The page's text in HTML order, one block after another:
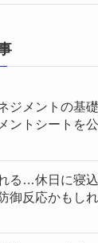
ジメントの基
ントシートを
る…休日に寝
御反応かもし